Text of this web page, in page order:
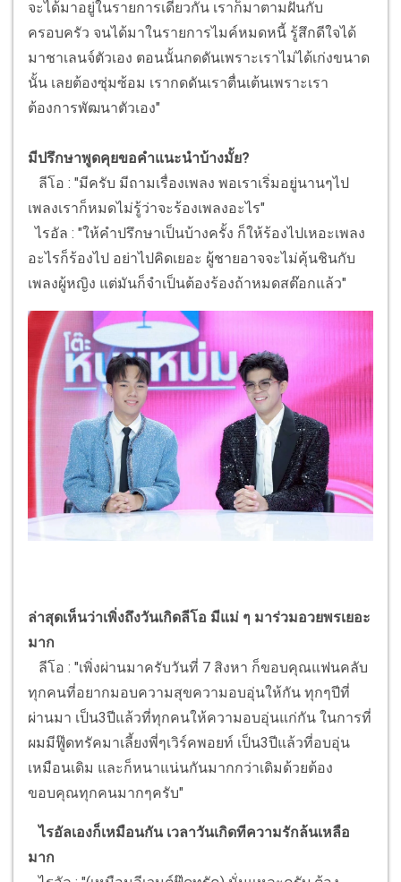
จะได้มาอยู่ในรายการเดียวกัน เราก็มาตามฝันกับ
ครอบครัว จนได้มาในรายการไมค์หมดหนี้ รู้สึกดีใจได้
มาชาเลนจ์ตัวเอง ตอนนั้นกดดันเพราะเราไม่ได้เก่งขนาด
นั้น เลยต้องซุ่มซ้อม เรากดดันเราตื่นเต้นเพราะเรา
ต้องการพัฒนาตัวเอง"
มีปรึกษาพูดคุยขอคำแนะนำบ้างมั้ย?
ลีโอ : "มีครับ มีถามเรื่องเพลง พอเราเริ่มอยู่นานๆไป
เพลงเราก็หมดไม่รู้ว่าจะร้องเพลงอะไร"
ไรอัล : "ให้คำปรึกษาเป็นบ้างครั้ง ก็ให้ร้องไปเหอะเพลง
อะไรก็ร้องไป อย่าไปคิดเยอะ ผู้ชายอาจจะไม่คุ้นชินกับ
เพลงผู้หญิง แต่มันก็จำเป็นต้องร้องถ้าหมดสต๊อกแล้ว"
ล่าสุดเห็นว่าเพิ่งถึงวันเกิดลีโอ มีแม่ ๆ มาร่วมอวยพรเยอะ
มาก
ลีโอ : "เพิ่งผ่านมาครับวันที่ 7 สิงหา ก็ขอบคุณแฟนคลับ
ทุกคนที่อยากมอบความสุขความอบอุ่นให้กัน ทุกๆปีที่
ผ่านมา เป็น3ปีแล้วที่ทุกคนให้ความอบอุ่นแก่กัน ในการที่
ผมมีฟู๊ดทรัคมาเลี้ยงพี่ๆเวิร์คพอยท์ เป็น3ปีแล้วที่อบอุ่น
เหมือนเดิม และก็หนาแน่นกันมากกว่าเดิมด้วยต้อง
ขอบคุณทุกคนมากๆครับ"
ไรอัลเองก็เหมือนกัน เวลาวันเกิดทีความรักล้นเหลือ
มาก